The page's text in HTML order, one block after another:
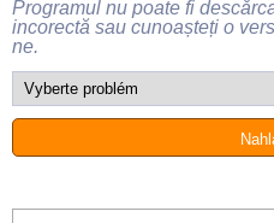
Programul nu poate fi
incorectă sau cunoașteți o
ne.